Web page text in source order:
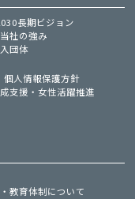
長期ビジョン
当社の強み
団体
個人情報保護方針
支援・女性活躍推進
教育体制について